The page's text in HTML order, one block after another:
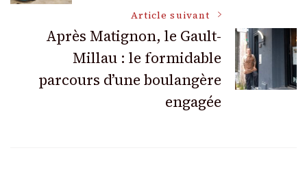
articles
Article suivant
Après Matignon, le Gault-
Millau : le formidable
parcours d’une boulangère
engagée